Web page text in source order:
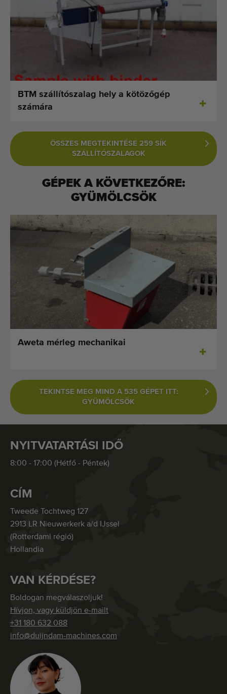
BTM szállítószalag hely a kötözőgép
számára
ÖSSZES MEGTEKINTÉSE 259 SÍK
SZÁLLÍTÓSZALAGOK
GÉPEK A KÖVETKEZŐRE:
GYÜMÖLCSÖK
Aweta mérleg mechanikai
TEKINTSE MEG MIND A 535 GÉPET ITT:
GYÜMÖLCSÖK
NYITVATARTÁSI IDŐ
8:00 - 17:00 (Hétfő - Péntek)
CÍM
Tweede Tochtweg 127
2913 LR Nieuwerkerk a/d IJssel
(Rotterdami régió)
Hollandia
VAN KÉRDÉSE?
Boldogan megválaszoljuk!
Hívjon, vagy küldjön e-mailt
+31 180 632 088
info@duijndam-machines.com